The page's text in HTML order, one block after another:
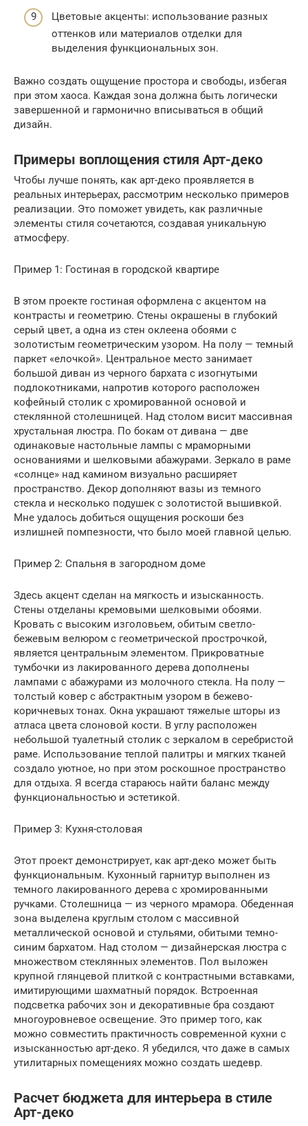
Цветовые акценты: использование разных
оттенков или материалов отделки для
выделения функциональных зон.
Важно создать ощущение простора и свободы, избегая
при этом хаоса. Каждая зона должна быть логически
завершенной и гармонично вписываться в общий
дизайн.
Примеры воплощения стиля Арт-деко
Чтобы лучше понять, как арт-деко проявляется в
реальных интерьерах, рассмотрим несколько примеров
реализации. Это поможет увидеть, как различные
элементы стиля сочетаются, создавая уникальную
атмосферу.
Пример 1: Гостиная в городской квартире
В этом проекте гостиная оформлена с акцентом на
контрасты и геометрию. Стены окрашены в глубокий
серый цвет, а одна из стен оклеена обоями с
золотистым геометрическим узором. На полу — темный
паркет «елочкой». Центральное место занимает
большой диван из черного бархата с изогнутыми
подлокотниками, напротив которого расположен
кофейный столик с хромированной основой и
стеклянной столешницей. Над столом висит массивная
хрустальная люстра. По бокам от дивана — две
одинаковые настольные лампы с мраморными
основаниями и шелковыми абажурами. Зеркало в раме
«солнце» над камином визуально расширяет
пространство. Декор дополняют вазы из темного
стекла и несколько подушек с золотистой вышивкой.
Мне удалось добиться ощущения роскоши без
излишней помпезности, что было моей главной целью.
Пример 2: Спальня в загородном доме
Здесь акцент сделан на мягкость и изысканность.
Стены отделаны кремовыми шелковыми обоями.
Кровать с высоким изголовьем, обитым светло-
бежевым велюром с геометрической прострочкой,
является центральным элементом. Прикроватные
тумбочки из лакированного дерева дополнены
лампами с абажурами из молочного стекла. На полу —
толстый ковер с абстрактным узором в бежево-
коричневых тонах. Окна украшают тяжелые шторы из
атласа цвета слоновой кости. В углу расположен
небольшой туалетный столик с зеркалом в серебристой
раме. Использование теплой палитры и мягких тканей
создало уютное, но при этом роскошное пространство
для отдыха. Я всегда стараюсь найти баланс между
функциональностью и эстетикой.
Пример 3: Кухня-столовая
Этот проект демонстрирует, как арт-деко может быть
функциональным. Кухонный гарнитур выполнен из
темного лакированного дерева с хромированными
ручками. Столешница — из черного мрамора. Обеденная
зона выделена круглым столом с массивной
металлической основой и стульями, обитыми темно-
синим бархатом. Над столом — дизайнерская люстра с
множеством стеклянных элементов. Пол выложен
крупной глянцевой плиткой с контрастными вставками,
имитирующими шахматный порядок. Встроенная
подсветка рабочих зон и декоративные бра создают
многоуровневое освещение. Это пример того, как
можно совместить практичность современной кухни с
изысканностью арт-деко. Я убедился, что даже в самых
утилитарных помещениях можно создать шедевр.
Расчет бюджета для интерьера в стиле
Арт-деко